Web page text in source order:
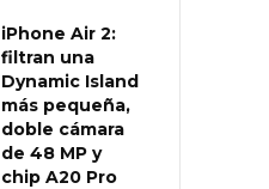
iPhone Air 2:
filtran una
Dynamic Island
más pequeña,
doble cámara
de 48 MP y
chip A20 Pro